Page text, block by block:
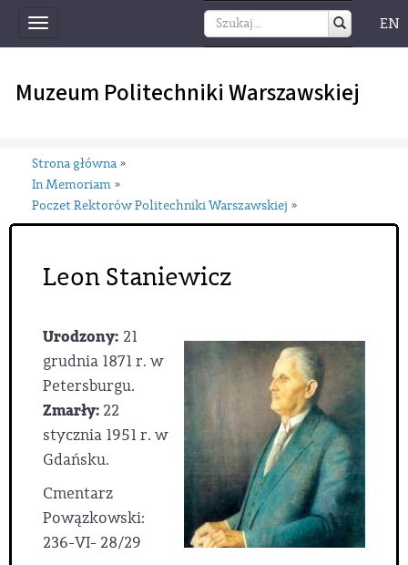
Toggle
navigation
EN
Muzeum Politechniki Warszawskiej
Strona główna »
In Memoriam »
Poczet Rektorów Politechniki Warszawskiej »
Leon Staniewicz
Urodzony: 21
grudnia 1871 r. w
Petersburgu.
Zmarły: 22
stycznia 1951 r. w
Gdańsku.
Cmentarz
Powązkowski:
236-VI- 28/29